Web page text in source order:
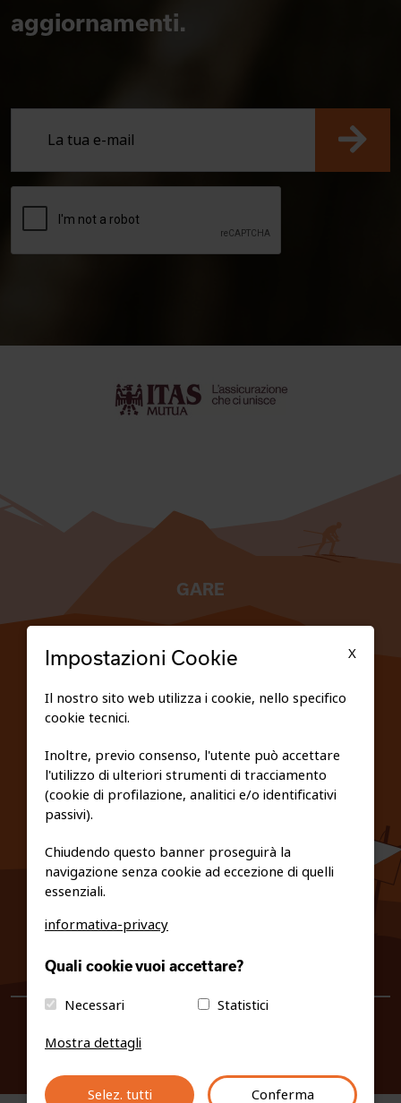
aggiornamenti.
GARE
PRIVACY E COOKIE POLICY
info@fiso.it|fiso@pec-mail.eu
X
Impostazioni Cookie
Il nostro sito web utilizza i cookie, nello specifico
cookie tecnici.
Inoltre, previo consenso, l'utente può accettare
l'utilizzo di ulteriori strumenti di tracciamento
(cookie di profilazione, analitici e/o identificativi
passivi).
Chiudendo questo banner proseguirà la
navigazione senza cookie ad eccezione di quelli
essenziali.
informativa-privacy
Quali cookie vuoi accettare?
Necessari
Statistici
Mostra dettagli
Selez. tutti Conferma